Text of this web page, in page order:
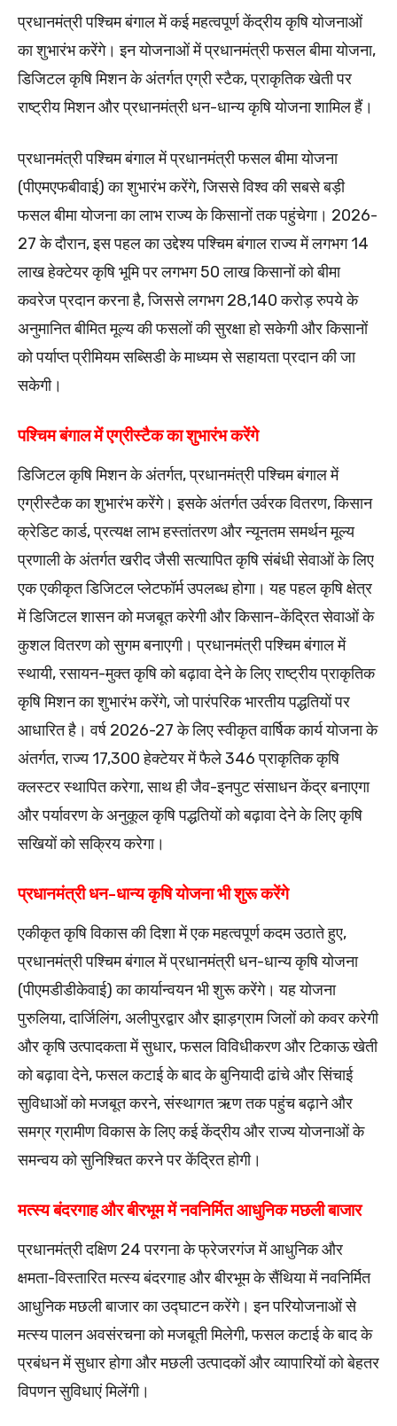
प्रधानमंत्री पश्चिम बंगाल में कई महत्वपूर्ण केंद्रीय कृषि योजनाओं
का शुभारंभ करेंगे। इन योजनाओं में प्रधानमंत्री फसल बीमा योजना,
डिजिटल कृषि मिशन के अंतर्गत एग्री स्टैक, प्राकृतिक खेती पर
राष्ट्रीय मिशन और प्रधानमंत्री धन-धान्य कृषि योजना शामिल हैं।
प्रधानमंत्री पश्चिम बंगाल में प्रधानमंत्री फसल बीमा योजना
(पीएमएफबीवाई) का शुभारंभ करेंगे, जिससे विश्व की सबसे बड़ी
फसल बीमा योजना का लाभ राज्य के किसानों तक पहुंचेगा। 2026-
27 के दौरान, इस पहल का उद्देश्य पश्चिम बंगाल राज्य में लगभग 14
लाख हेक्टेयर कृषि भूमि पर लगभग 50 लाख किसानों को बीमा
कवरेज प्रदान करना है, जिससे लगभग 28,140 करोड़ रुपये के
अनुमानित बीमित मूल्य की फसलों की सुरक्षा हो सकेगी और किसानों
को पर्याप्त प्रीमियम सब्सिडी के माध्यम से सहायता प्रदान की जा
सकेगी।
पश्चिम बंगाल में एग्रीस्टैक का शुभारंभ करेंगे
डिजिटल कृषि मिशन के अंतर्गत, प्रधानमंत्री पश्चिम बंगाल में
एग्रीस्टैक का शुभारंभ करेंगे। इसके अंतर्गत उर्वरक वितरण, किसान
क्रेडिट कार्ड, प्रत्यक्ष लाभ हस्तांतरण और न्यूनतम समर्थन मूल्य
प्रणाली के अंतर्गत खरीद जैसी सत्यापित कृषि संबंधी सेवाओं के लिए
एक एकीकृत डिजिटल प्लेटफॉर्म उपलब्ध होगा। यह पहल कृषि क्षेत्र
में डिजिटल शासन को मजबूत करेगी और किसान-केंद्रित सेवाओं के
कुशल वितरण को सुगम बनाएगी। प्रधानमंत्री पश्चिम बंगाल में
स्‍थायी, रसायन-मुक्त कृषि को बढ़ावा देने के लिए राष्ट्रीय प्राकृतिक
कृषि मिशन का शुभारंभ करेंगे, जो पारंपरिक भारतीय पद्धतियों पर
आधारित है। वर्ष 2026-27 के लिए स्वीकृत वार्षिक कार्य योजना के
अंतर्गत, राज्य 17,300 हेक्टेयर में फैले 346 प्राकृतिक कृषि
क्लस्टर स्थापित करेगा, साथ ही जैव-इनपुट संसाधन केंद्र बनाएगा
और पर्यावरण के अनुकूल कृषि पद्धतियों को बढ़ावा देने के लिए कृषि
सखियों को सक्रिय करेगा।
प्रधानमंत्री धन-धान्य कृषि योजना भी शुरू करेंगे
एकीकृत कृषि विकास की दिशा में एक महत्वपूर्ण कदम उठाते हुए,
प्रधानमंत्री पश्चिम बंगाल में प्रधानमंत्री धन-धान्य कृषि योजना
(पीएमडीडीकेवाई) का कार्यान्वयन भी शुरू करेंगे। यह योजना
पुरुलिया, दार्जिलिंग, अलीपुरद्वार और झाड़ग्राम जिलों को कवर करेगी
और कृषि उत्पादकता में सुधार, फसल विविधीकरण और टिकाऊ खेती
को बढ़ावा देने, फसल कटाई के बाद के बुनियादी ढांचे और सिंचाई
सुविधाओं को मजबूत करने, संस्थागत ऋण तक पहुंच बढ़ाने और
समग्र ग्रामीण विकास के लिए कई केंद्रीय और राज्य योजनाओं के
समन्वय को सुनिश्चित करने पर केंद्रित होगी।
मत्स्य बंदरगाह और बीरभूम में नवनिर्मित आधुनिक मछली बाजार
प्रधानमंत्री दक्षिण 24 परगना के फ्रेजरगंज में आधुनिक और
क्षमता-विस्तारित मत्स्य बंदरगाह और बीरभूम के सैंथिया में नवनिर्मित
आधुनिक मछली बाजार का उद्घाटन करेंगे। इन परियोजनाओं से
मत्स्य पालन अवसंरचना को मजबूती मिलेगी, फसल कटाई के बाद के
प्रबंधन में सुधार होगा और मछली उत्पादकों और व्यापारियों को बेहतर
विपणन सुविधाएं मिलेंगी।